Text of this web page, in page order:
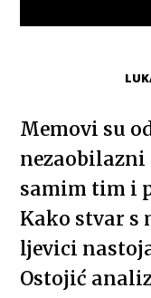
Memovi su
samim tim i
Kako stvar s
ljevici
Ostojić